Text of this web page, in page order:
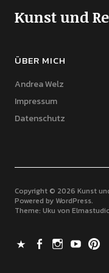
Kunst und
ÜBER MICH
Andrea Welz
Impressum
Datenschutz
Copyright © 2026 Kunst
Powered by WordPress
Theme: Uku von